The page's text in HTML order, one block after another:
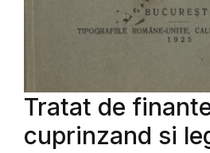
Tratat de
cuprinzand si